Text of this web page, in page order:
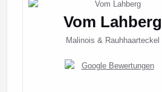
Vom Lahberg
Malinois & Rauhhaarteckel